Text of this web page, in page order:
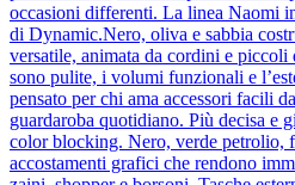
occasioni differenti. La linea Naomi
di Dynamic.Nero, oliva e sabbia
versatile, animata da cordini e
sono pulite, i volumi funzionali e
pensato per chi ama accessori facili
guardaroba quotidiano. Più decisa e
color blocking. Nero, verde petrolio,
accostamenti grafici che rendono